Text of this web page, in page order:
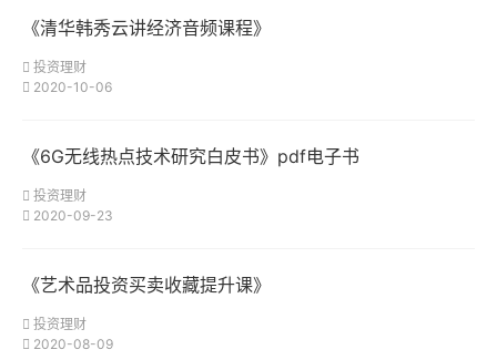
《清华韩秀云讲经济音频课程》
投资理财
2020-10-06
《6G无线热点技术研究白皮书》pdf电子书
投资理财
2020-09-23
《艺术品投资买卖收藏提升课》
投资理财
2020-08-09